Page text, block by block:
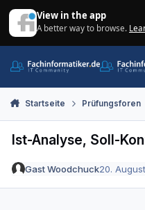
View in the app
A better way to browse.
Startseite Prüfungsforen
Ist-Analyse, Soll-
Gast Woodchuck20.